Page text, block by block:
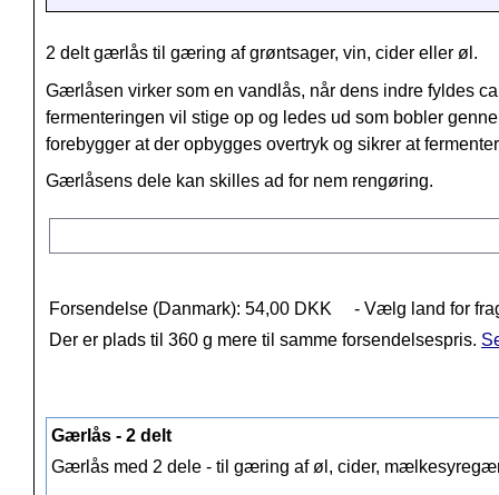
2 delt gærlås til gæring af grøntsager, vin, cider eller øl.
Gærlåsen virker som en vandlås, når dens indre fyldes
fermenteringen vil stige op og ledes ud som bobler
forebygger at der opbygges overtryk og sikrer at
Gærlåsens dele kan skilles ad for nem rengøring.
Forsendelse (Danmark): 54,00 DKK
- Vælg land for
Der er plads til 360 g mere til samme forsendelsespris.
Gærlås - 2 delt
Gærlås med 2 dele - til gæring af øl, cider,